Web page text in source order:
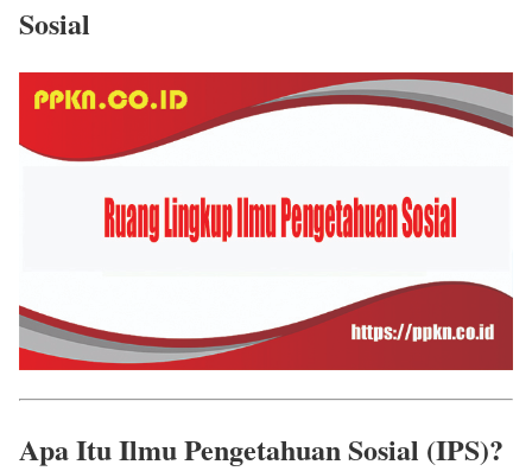
Sosial
Apa Itu Ilmu Pengetahuan Sosial (IPS)?